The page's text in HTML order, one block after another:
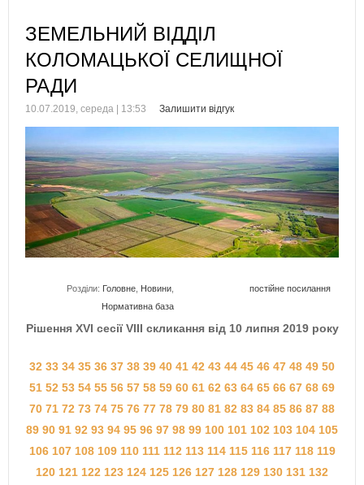
ЗЕМЕЛЬНИЙ ВІДДІЛ
КОЛОМАЦЬКОЇ СЕЛИЩНОЇ
РАДИ
10.07.2019, середа | 13:53 Залишити відгук
Розділи: Головне Новини
Нормативна база
постійне посилання
Рішення XVI сесії VІII скликання від 10 липня 2019 року
32 33 34 35 36 37 38 39 40 41 42 43 44 45 46 47 48 49 50
51 52 53 54 55 56 57 58 59 60 61 62 63 64 65 66 67 68 69
70 71 72 73 74 75 76 77 78 79 80 81 82 83 84 85 86 87 88
89 90 91 92 93 94 95 96 97 98 99 100 101 102 103 104 105
106 107 108 109 110 111 112 113 114 115 116 117 118 119
120 121 122 123 124 125 126 127 128 129 130 131 132